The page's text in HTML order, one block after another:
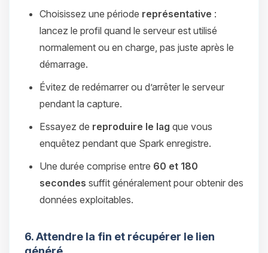
Choisissez une période représentative :
lancez le profil quand le serveur est utilisé
normalement ou en charge, pas juste après le
démarrage.
Évitez de redémarrer ou d’arrêter le serveur
pendant la capture.
Essayez de reproduire le lag que vous
enquêtez pendant que Spark enregistre.
Une durée comprise entre 60 et 180
secondes suffit généralement pour obtenir des
données exploitables.
6. Attendre la fin et récupérer le lien
généré